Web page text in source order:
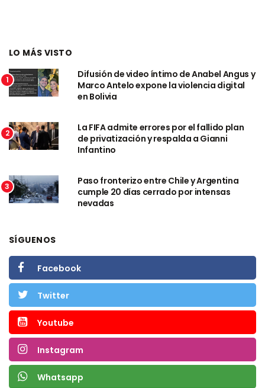
LO MÁS VISTO
1
Difusión de video íntimo de Anabel Angus y
Marco Antelo expone la violencia digital
en Bolivia
2
La FIFA admite errores por el fallido plan
de privatización y respalda a Gianni
Infantino
3
Paso fronterizo entre Chile y Argentina
cumple 20 días cerrado por intensas
nevadas
SÍGUENOS
Facebook
Twitter
Youtube
Instagram
Whatsapp